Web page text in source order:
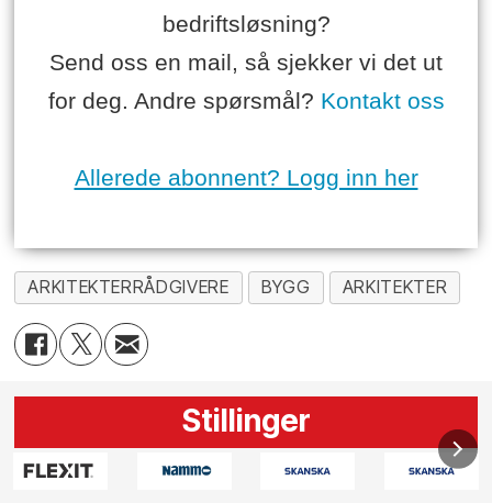
bedriftsløsning?
Send oss en mail, så sjekker vi det ut
for deg. Andre spørsmål? Kontakt oss
Allerede abonnent? Logg inn her
ARKITEKTERRÅDGIVERE BYGG ARKITEKTER
Stillinger